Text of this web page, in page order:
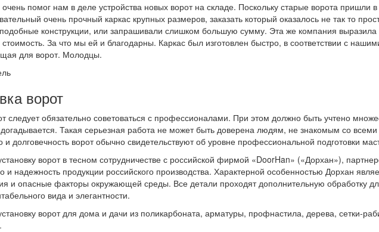
помог нам в деле устройства новых ворот на складе. Поскольку старые ворота
очень прочный каркас крупных размеров, заказать который оказалось не так то
конструкции, или запрашивали слишком большую сумму. Эта же компания
За что мы ей и благодарны. Каркас был изготовлен быстро, в соответствии с
для ворот. Молодцы.
ворот
следует обязательно советоваться с профессионалами. При этом должно быть учтено
Такая серьезная работа не может быть доверена людям, не знакомым со всеми
и долговечность ворот обычно свидетельствуют об уровне профессиональной подготовки
ворот в тесном сотрудничестве с российской фирмой «DoorHan» («Дорхан»),
и надежность продукции российского производства. Характерной особенностью Дорхан
и опасные факторы окружающей среды. Все детали проходят дополнительную обработку
вида и элегантности.
ворот для дома и дачи из поликарбоната, арматуры, профнастила, дерева, сетки-